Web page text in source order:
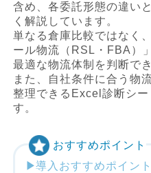
含め、各委託形態の違い
く解説しています。
単なる倉庫比較ではなく
ール物流（RSL・FBA）
最適な物流体制を判断で
また、自社条件に合う物
整理できるExcel診断シー
す。
おすすめポイント
導入おすすめポイント